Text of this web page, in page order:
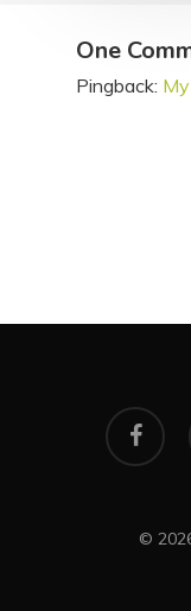
One
Pingback:
facebook
©